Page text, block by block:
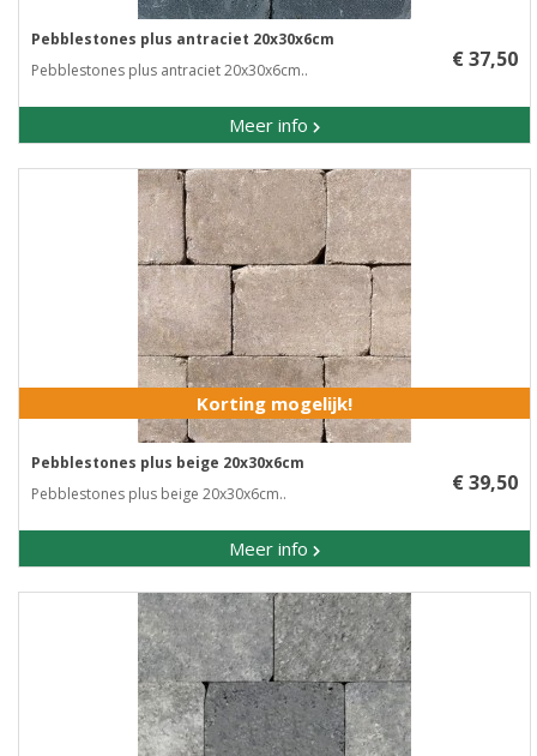
Pebblestones plus antraciet 20x30x6cm
Pebblestones plus antraciet 20x30x6cm..
Meer info
€ 37,50
Korting mogelijk!
Pebblestones plus beige 20x30x6cm
Pebblestones plus beige 20x30x6cm..
Meer info
€ 39,50